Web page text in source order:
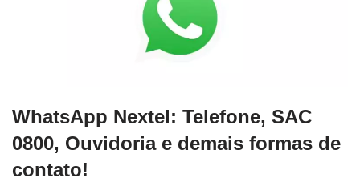
WhatsApp Nextel: Telefone, SAC
0800, Ouvidoria e demais formas de
contato!